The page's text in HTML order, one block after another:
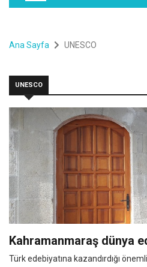
Ana Sayfa UNESCO
UNESCO
Kahramanmaraş dünya
Türk edebiyatına kazandırdığı